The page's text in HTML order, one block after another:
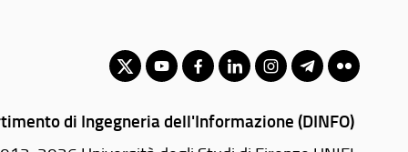
di Ingegneria dell'Informazione (DINFO)